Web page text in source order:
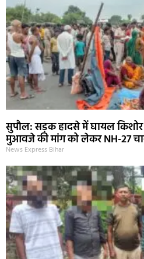
सुपौल: सड़क हादसे में घायल किशोर
मुआवजे की मांग को लेकर NH-27
News Express Bihar